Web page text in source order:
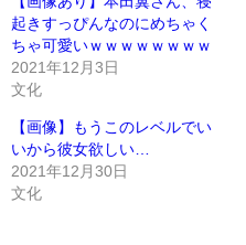
起きすっぴんなのにめちゃく
ちゃ可愛いｗｗｗｗｗｗｗｗ
2021年12月3日
文化
【画像】もうこのレベルでい
いから彼女欲しい…
2021年12月30日
文化